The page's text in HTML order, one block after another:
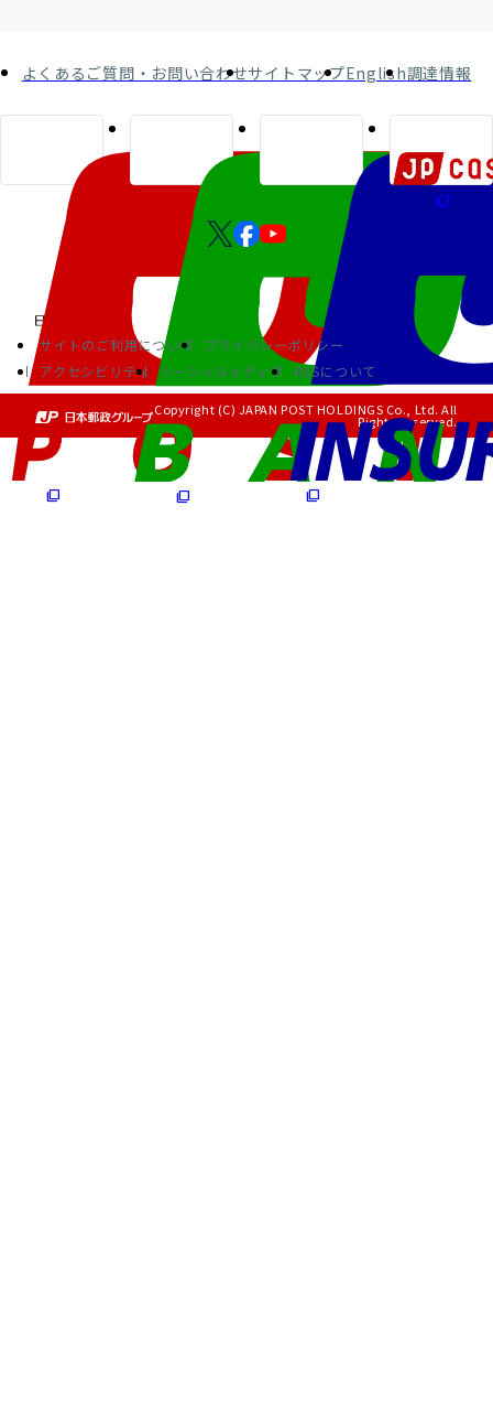
よくあるご質問・お問い合わせサイトマップEnglish調達情報
サイトのご利用について
プライバシーポリシー
アクセシビリティ
ソーシャルメディア RSSについて
Copyright (C) JAPAN POST HOLDINGS Co., Ltd. All
Rights Reserved.